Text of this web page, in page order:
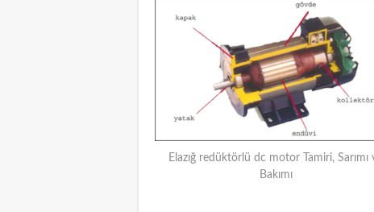
Elazığ redüktörlü dc motor Tamiri, Sarımı
Bakımı